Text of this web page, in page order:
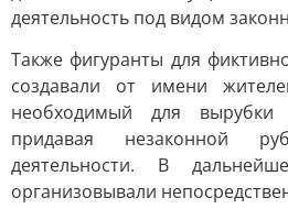
деятельность под видом
Также фигуранты для
создавали от имени
необходимый для вырубки
придавая незаконной
деятельности. В
организовывали